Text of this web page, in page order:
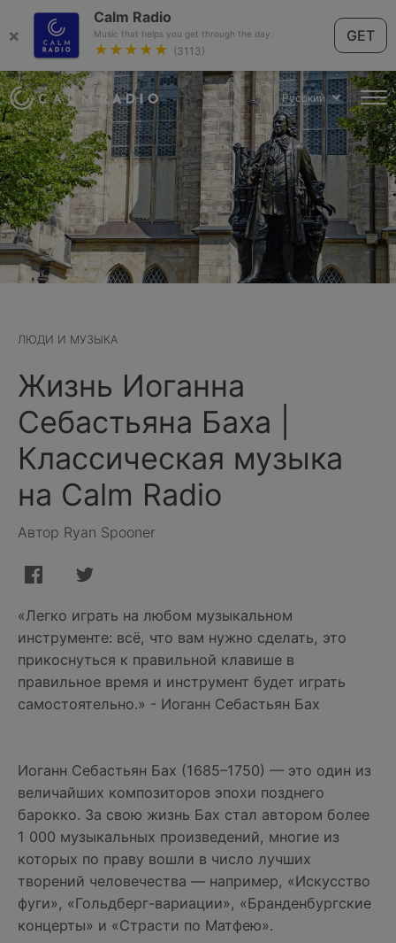
×
Calm Radio
Music that helps you get through the day.
★★★★★ (3113)
GET
Русский
ЛЮДИ И МУЗЫКА
Жизнь Иоганна
Себастьяна Баха |
Классическая музыка
на Calm Radio
Автор Ryan Spooner
«Легко играть на любом музыкальном
инструменте: всё, что вам нужно сделать, это
прикоснуться к правильной клавише в
правильное время и инструмент будет играть
самостоятельно.» - Иоганн Себастьян Бах
Иоганн Себастьян Бах (1685–1750) — это один из
величайших композиторов эпохи позднего
барокко. За свою жизнь Бах стал автором более
1 000 музыкальных произведений, многие из
которых по праву вошли в число лучших
творений человечества — например, «Искусство
фуги», «Гольдберг-вариации», «Бранденбургские
концерты» и «Страсти по Матфею».